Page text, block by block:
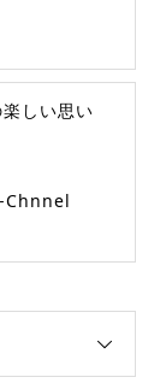
楽しい思い
Chnnel